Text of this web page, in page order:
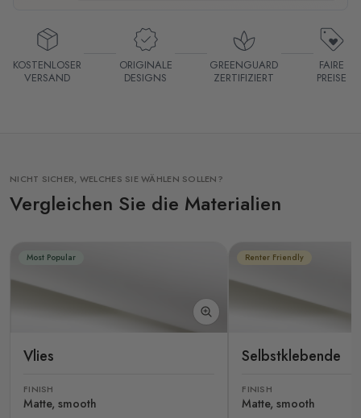
KOSTENLOSER
VERSAND
ORIGINALE
DESIGNS
GREENGUARD
ZERTIFIZIERT
FAIRE
PREISE
NICHT SICHER, WELCHES SIE WÄHLEN SOLLEN?
Vergleichen Sie die Materialien
Most Popular
Vlies
FINISH
Matte, smooth
Renter Friendly
Selbstklebende
FINISH
Matte, smooth